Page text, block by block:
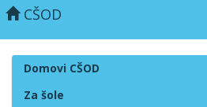
CŠOD
Domovi CŠOD
Za šole